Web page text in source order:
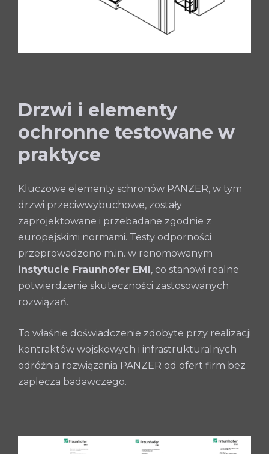
Drzwi i elementy
ochronne testowane w
praktyce
Kluczowe elementy schronów PANZER, w tym
drzwi przeciwwybuchowe, zostały
zaprojektowane i przebadane zgodnie z
europejskimi normami. Testy odporności
przeprowadzono m.in. w renomowanym
instytucie Fraunhofer EMI , co stanowi realne
potwierdzenie skuteczności zastosowanych
rozwiązań.
To właśnie doświadczenie zdobyte przy realizacji
kontraktów wojskowych i infrastrukturalnych
odróżnia rozwiązania PANZER od ofert firm bez
zaplecza badawczego.